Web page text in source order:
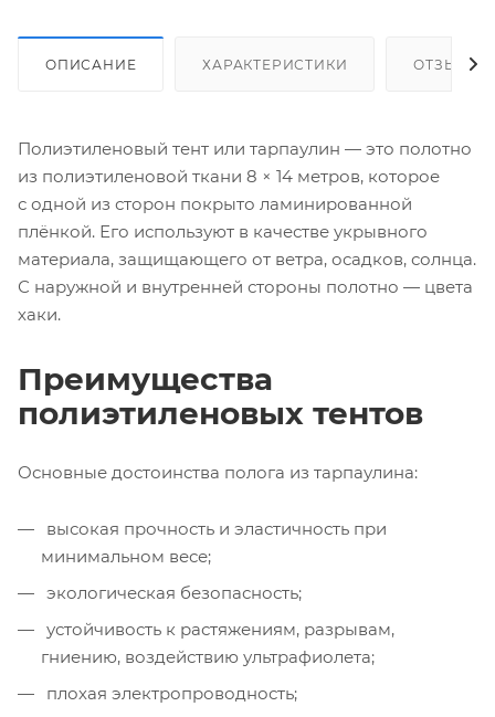
ОПИСАНИЕ ХАРАКТЕРИСТИКИ ОТЗЫВЫ
Полиэтиленовый тент или тарпаулин — это полотно
из полиэтиленовой ткани 8 × 14 метров, которое
с одной из сторон покрыто ламинированной
плёнкой. Его используют в качестве укрывного
материала, защищающего от ветра, осадков, солнца.
С наружной и внутренней стороны полотно — цвета
хаки.
Преимущества
полиэтиленовых тентов
Основные достоинства полога из тарпаулина:
высокая прочность и эластичность при
минимальном весе;
экологическая безопасность;
устойчивость к растяжениям, разрывам,
гниению, воздействию ультрафиолета;
плохая электропроводность;